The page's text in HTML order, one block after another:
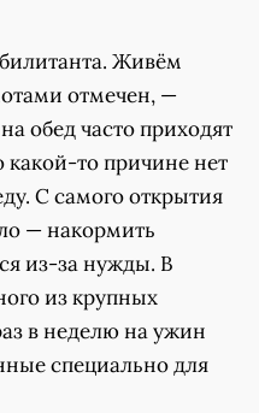
Живём
отмечен, —
обед часто приходят
то причине нет
С самого открытия
— накормить
из-за нужды. В
из крупных
в неделю на ужин
специально для